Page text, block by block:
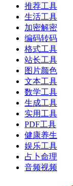
推荐工具
生活工具
加密解密
编码转码
格式工具
站长工具
图片颜色
文本工具
数学工具
生成工具
实用工具
PDF工具
健康养生
娱乐工具
占卜命理
音频视频